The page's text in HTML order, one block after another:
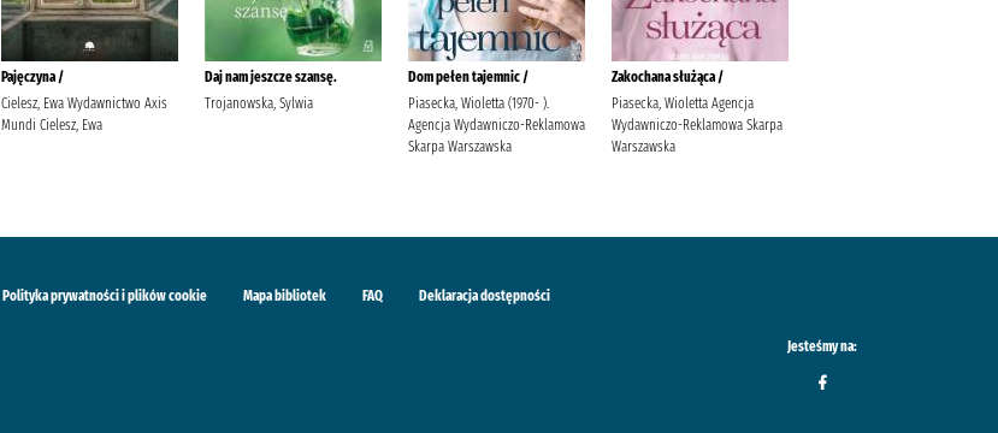
Pajęczyna /
Cielesz, Ewa Wydawnictwo Axis
Mundi Cielesz, Ewa
Daj nam jeszcze szansę.
Trojanowska, Sylwia
Dom pełen tajemnic /
Piasecka, Wioletta (1970- ).
Agencja Wydawniczo-Reklamowa
Skarpa Warszawska
Zakochana służąca /
Piasecka, Wioletta Agencja
Wydawniczo-Reklamowa Skarpa
Warszawska
Polityka prywatności i plików cookie Mapa bibliotek FAQ Deklaracja dostępności
Jesteśmy na: